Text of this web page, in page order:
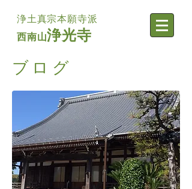
浄土真宗本願寺派
西南山浄光寺
​ブログ